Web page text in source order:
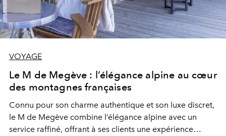
VOYAGE
Le M de Megève : l’élégance alpine au cœur
des montagnes françaises
Connu pour son charme authentique et son luxe discret,
le M de Megève combine l’élégance alpine avec un
service raffiné, offrant à ses clients une expérience